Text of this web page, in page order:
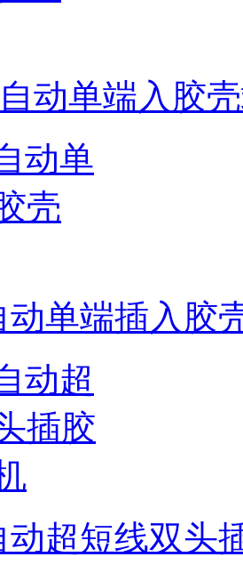
动单端入胶
动单端插入胶
动超短线双头